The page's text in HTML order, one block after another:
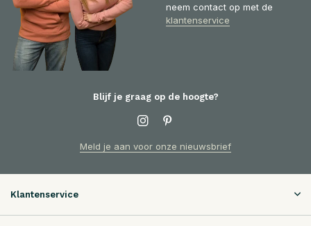
neem contact op met de
klantenservice
Blijf je graag op de hoogte?
Meld je aan voor onze nieuwsbrief
Klantenservice